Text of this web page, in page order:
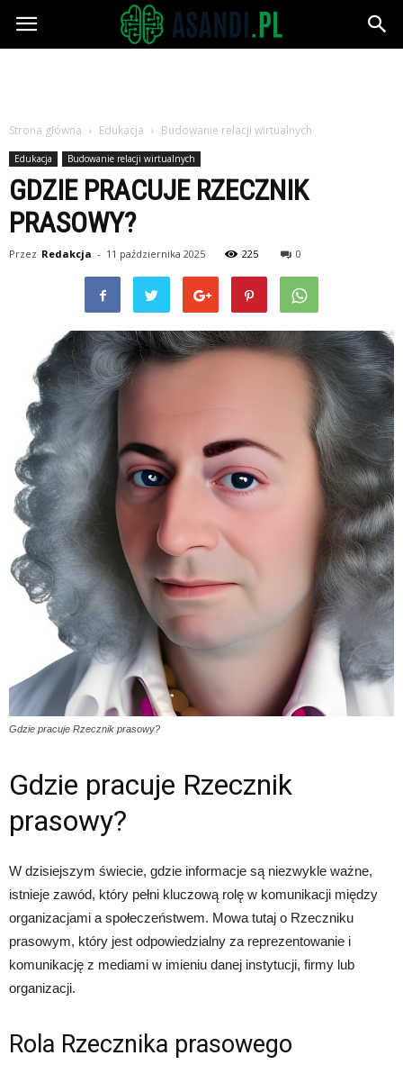
Asandi.pl
Strona główna Edukacja Budowanie relacji wirtualnych
Edukacja Budowanie relacji wirtualnych
GDZIE PRACUJE RZECZNIK
PRASOWY?
Przez Redakcja - 11 października 2025 225 0
Gdzie pracuje Rzecznik prasowy?
Gdzie pracuje Rzecznik
prasowy?
W dzisiejszym świecie, gdzie informacje są niezwykle ważne,
istnieje zawód, który pełni kluczową rolę w komunikacji między
organizacjami a społeczeństwem. Mowa tutaj o Rzeczniku
prasowym, który jest odpowiedzialny za reprezentowanie i
komunikację z mediami w imieniu danej instytucji, firmy lub
organizacji.
Rola Rzecznika prasowego